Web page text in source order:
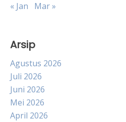
« Jan Mar »
Arsip
Agustus 2026
Juli 2026
Juni 2026
Mei 2026
April 2026